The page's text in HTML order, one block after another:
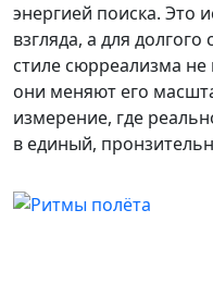
энергией поиска. Это
взгляда, а для
стиле сюрреализма
они меняют его
измерение, где
в единый,